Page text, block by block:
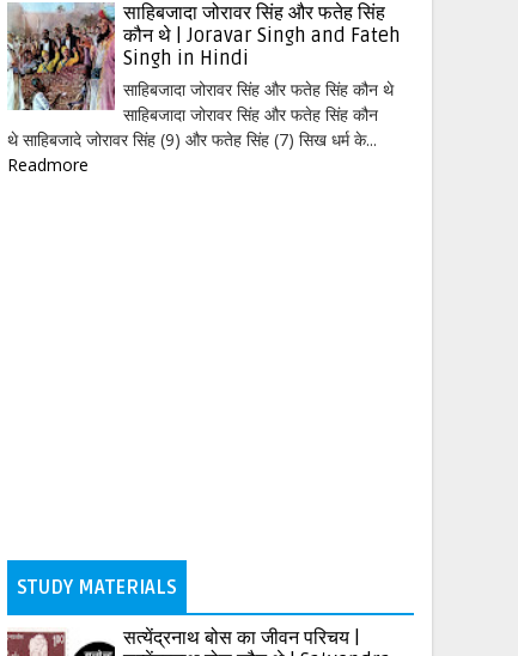
साहिबजादा जोरावर सिंह और फतेह सिंह
कौन थे | Joravar Singh and Fateh
Singh in Hindi
साहिबजादा जोरावर सिंह और फतेह सिंह कौन थे
साहिबजादा जोरावर सिंह और फतेह सिंह कौन
थे साहिबजादे जोरावर सिंह (9) और फतेह सिंह (7) सिख धर्म के...
Readmore
STUDY MATERIALS
सत्येंद्रनाथ बोस का जीवन परिचय |